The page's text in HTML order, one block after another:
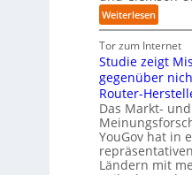
u
s
b
a
u
h
l
a
n
d
n
a
e
A
u
t
o
m
a
t
i
i
e
Z
u
k
u
n
f
t
d
e
e
m
T
e
a
t
r
i
t
t
Weiterlesen:
U
n
i
v
e
r
s
a
l
A
Tor zum Internet
Studie zeigt
gegenüber
Router-
Das Markt- und
YouGov hat in
Ländern mit